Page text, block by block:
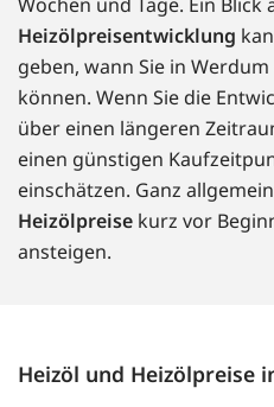
Heizölpreisentwicklung
geben, wann Sie in
können. Wenn Sie die
über einen längeren
einen günstigen
einschätzen. Ganz
Heizölpreise kurz vor
ansteigen.
Heizöl und Heizölpreise